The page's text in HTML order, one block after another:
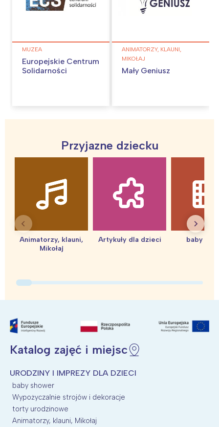
MUZEA
Europejskie Centrum
Solidarności
ANIMATORZY, KLAUNI,
MIKOŁAJ
Mały Geniusz
Przyjazne dziecku
Animatorzy, klauni,
Mikołaj
Artykuły dla dzieci baby
Katalog zajęć i miejsc
URODZINY I IMPREZY DLA DZIECI
baby shower
Wypożyczalnie strojów i dekoracje
torty urodzinowe
Animatorzy, klauni, Mikołaj
Łódź
Wrocław
Kraków
Wszystkie